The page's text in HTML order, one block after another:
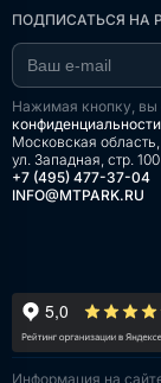
ПОДПИСАТЬСЯ НА
Нажимая кнопку, вы
конфиденциальности
Московская
ул. Западная, стр. 100
+7 (495) 477-37-04
INFO@MTPARK.RU
Информация на